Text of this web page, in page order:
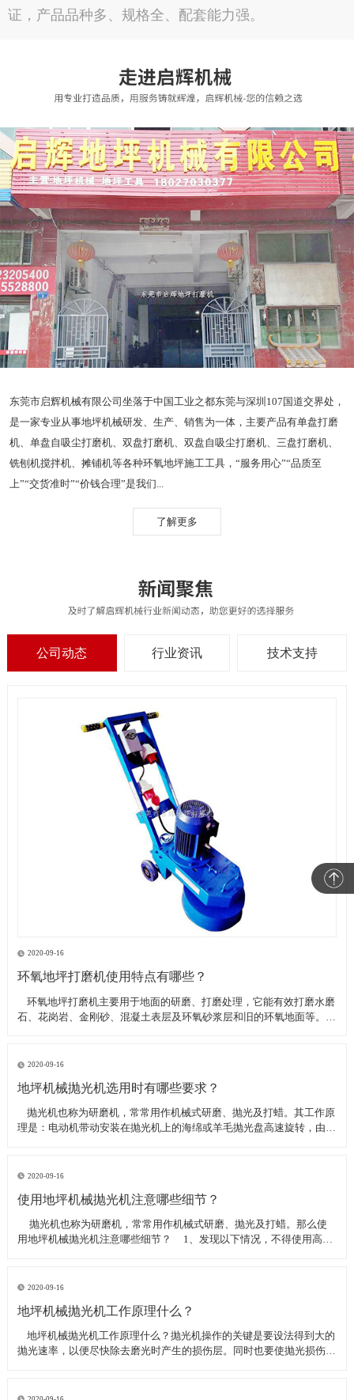
证，产品品种多、规格全、配套能力强。
东莞市启辉机械有限公司坐落于中国工业之都东莞与深圳107国道交界处，
是一家专业从事地坪机械研发、生产、销售为一体，主要产品有单盘打磨
机、单盘自吸尘打磨机、双盘打磨机、双盘自吸尘打磨机、三盘打磨机、
铣刨机搅拌机、摊铺机等各种环氧地坪施工工具，“服务用心”“品质至
上”“交货准时”“价钱合理”是我们...
了解更多
公司动态 行业资讯 技术支持
2020-09-16
环氧地坪打磨机使用特点有哪些？
​ 环氧地坪打磨机主要用于地面的研磨、打磨处理，它能有效打磨水磨
石、花岗岩、金刚砂、混凝土表层及环氧砂浆层和旧的环氧地面等。具
地坪工程处理的必备设
2020-09-16
地坪机械抛光机选用时有哪些要求？
​ 抛光机也称为研磨机，常常用作机械式研磨、抛光及打蜡。其工作原
理是：电动机带动安装在抛光机上的海绵或羊毛抛光盘高速旋转，由于
求？
2020-09-16
使用地坪机械抛光机注意哪些细节？
​ 抛光机也称为研磨机，常常用作机械式研磨、抛光及打蜡。那么使
用地坪机械抛光机注意哪些细节？ 1、发现以下情况，不得使用高速
2020-09-16
地坪机械抛光机工作原理什么？
​ 地坪机械抛光机工作原理什么？抛光机操作的关键是要设法得到大的
抛光速率，以便尽快除去磨光时产生的损伤层。同时也要使抛光损伤层
较深；后者要求使用最细的